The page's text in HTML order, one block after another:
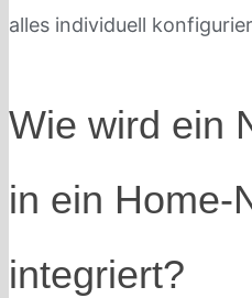
alles individuell
Wie wird ein
in ein Home-
integriert?